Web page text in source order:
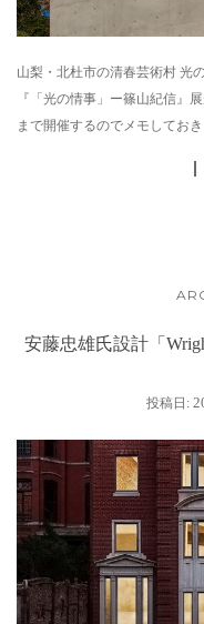
山梨・北杜市の清春芸術村 光
『「光の情事」ー篠山紀信』
まで開催するのでメモしてお
安藤忠雄氏設計「
投稿日: